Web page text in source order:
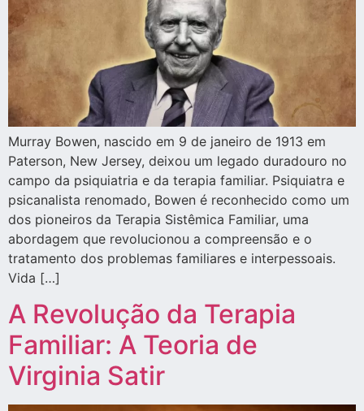
Murray Bowen, nascido em 9 de janeiro de 1913 em
Paterson, New Jersey, deixou um legado duradouro no
campo da psiquiatria e da terapia familiar. Psiquiatra e
psicanalista renomado, Bowen é reconhecido como um
dos pioneiros da Terapia Sistêmica Familiar, uma
abordagem que revolucionou a compreensão e o
tratamento dos problemas familiares e interpessoais.
Vida […]
A Revolução da Terapia
Familiar: A Teoria de
Virginia Satir